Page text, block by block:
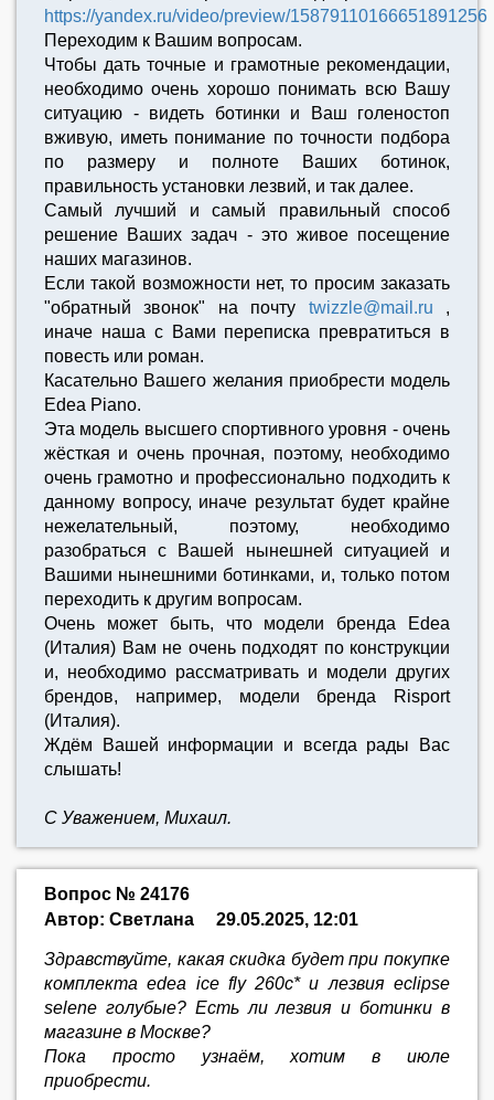
https://yandex.ru/video/preview/15879110166651891256
Переходим к Вашим вопросам.
Чтобы дать точные и грамотные рекомендации,
необходимо очень хорошо понимать всю Вашу
ситуацию - видеть ботинки и Ваш голеностоп
вживую, иметь понимание по точности подбора
по размеру и полноте Ваших ботинок,
правильность установки лезвий, и так далее.
Самый лучший и самый правильный способ
решение Ваших задач - это живое посещение
наших магазинов.
Если такой возможности нет, то просим заказать
"обратный звонок" на почту twizzle@mail.ru ,
иначе наша с Вами переписка превратиться в
повесть или роман.
Касательно Вашего желания приобрести модель
Edea Piano.
Эта модель высшего спортивного уровня - очень
жёсткая и очень прочная, поэтому, необходимо
очень грамотно и профессионально подходить к
данному вопросу, иначе результат будет крайне
нежелательный, поэтому, необходимо
разобраться с Вашей нынешней ситуацией и
Вашими нынешними ботинками, и, только потом
переходить к другим вопросам.
Очень может быть, что модели бренда Edea
(Италия) Вам не очень подходят по конструкции
и, необходимо рассматривать и модели других
брендов, например, модели бренда Risport
(Италия).
Ждём Вашей информации и всегда рады Вас
слышать!
С Уважением, Михаил.
Вопрос № 24176
Автор: Светлана
29.05.2025, 12:01
Здравствуйте, какая скидка будет при покупке
комплекта edea ice fly 260c* и лезвия eclipse
selene голубые? Есть ли лезвия и ботинки в
магазине в Москве?
Пока просто узнаём, хотим в июле
приобрести.